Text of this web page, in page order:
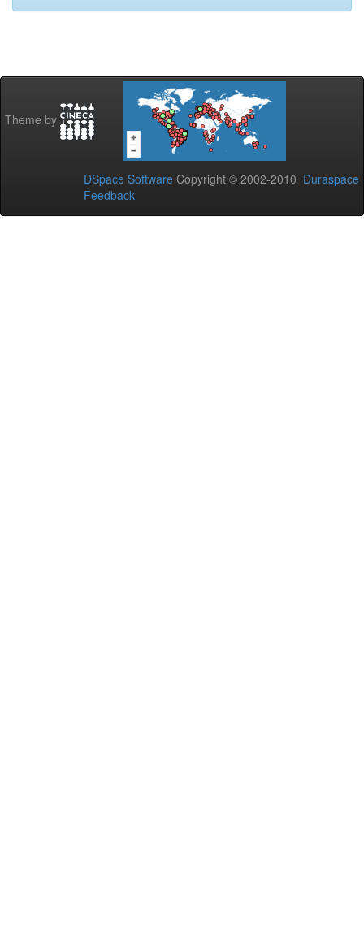
Theme by
DSpace Software Copyright © 2002-2010 Duraspace
Feedback